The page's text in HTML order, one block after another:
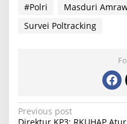
#Polri Masduri
Survei Poltracking
P
Previous post